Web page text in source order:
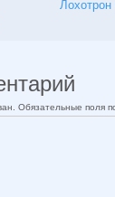
Обязательные поля